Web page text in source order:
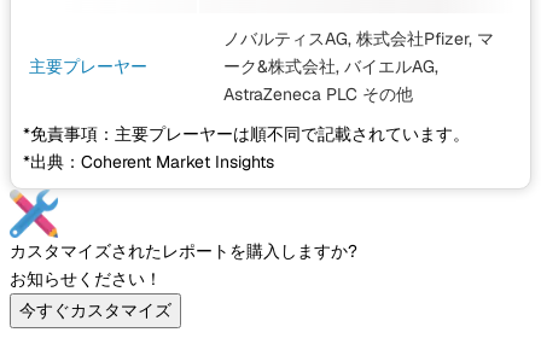
主要プレーヤー
ノバルティスAG, 株式会社Pfizer, マ
ーク&株式会社, バイエルAG,
AstraZeneca PLC その他
*免責事項：主要プレーヤーは順不同で記載されています。
*出典：Coherent Market Insights
カスタマイズされたレポートを購入しますか?
お知らせください！
今すぐカスタマイズ